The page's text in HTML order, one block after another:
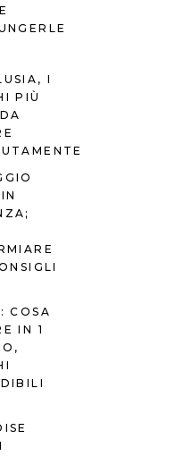
I
PIÙ
COSA
IN 1